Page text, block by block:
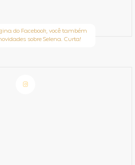
do Facebook, você também
sobre Selena. Curta!